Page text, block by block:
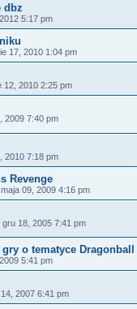
dbz
5:17 pm
17, 2010 1:04 pm
12, 2010 2:25 pm
2009 7:40 pm
2010 7:18 pm
Revenge
09, 2009 4:16 pm
gru 18, 2005 7:41 pm
gry o tematyce
5:41 pm
2007 6:41 pm